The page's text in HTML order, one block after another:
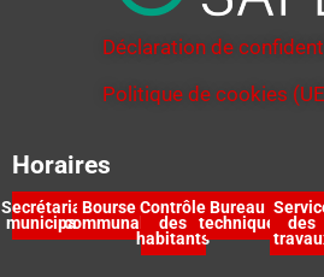
Déclaration de
Politique de cookies
Horaires
Secrétariat
municipal
Bourse
communale
Contrôle
des
habitants
Bureau
technique
des